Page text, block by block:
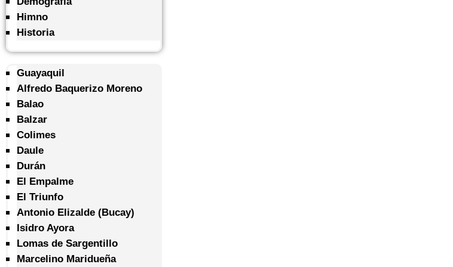
Himno
Historia
Guayaquil
Alfredo Baquerizo Moreno
Balao
Balzar
Colimes
Daule
Durán
El Empalme
El Triunfo
Antonio Elizalde (Bucay)
Isidro Ayora
Lomas de Sargentillo
Marcelino Maridueña